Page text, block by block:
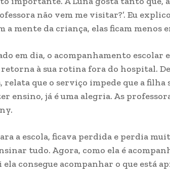
não vem me visitar?’. Eu
a mente da criança, elas ficam menos
em dia, o acompanhamento escolar
à sua rotina fora do hospital.
relata que o serviço impede que a filha
ensino, já é uma alegria. As
a escola, ficava perdida e perdia
tudo. Agora, como ela é
consegue acompanhar o que está